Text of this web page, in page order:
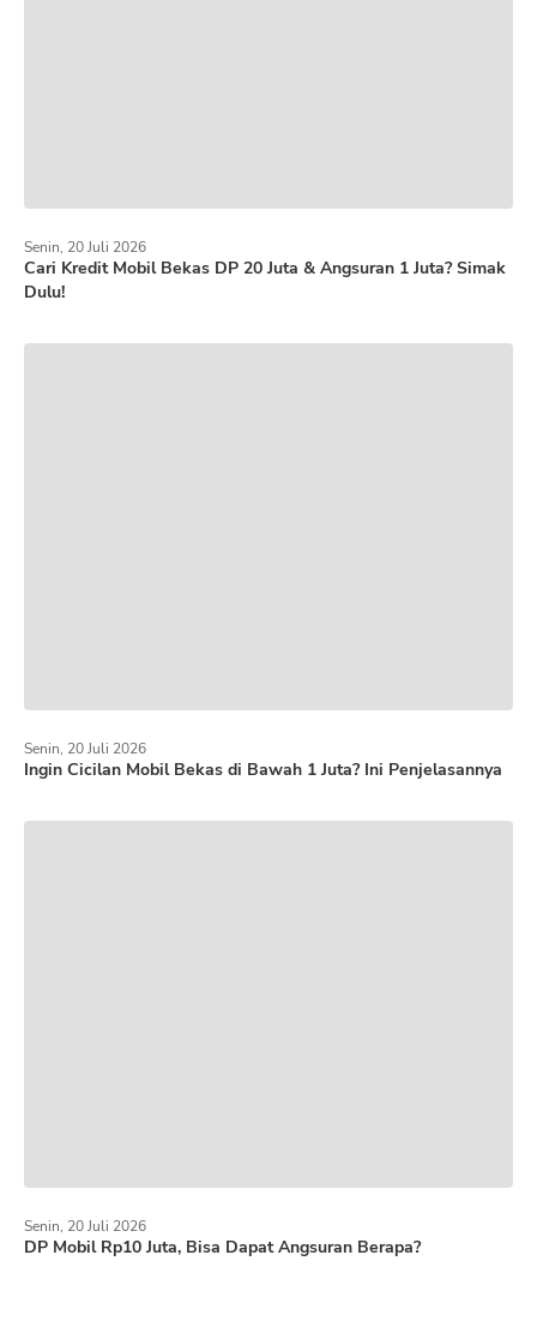
Cari Kredit Mobil Bekas DP 20 Juta & Angsuran 1 Juta? Simak
Dulu!
Senin, 20 Juli 2026
Ingin Cicilan Mobil Bekas di Bawah 1 Juta? Ini Penjelasannya
Senin, 20 Juli 2026
DP Mobil Rp10 Juta, Bisa Dapat Angsuran Berapa?
Senin, 20 Juli 2026